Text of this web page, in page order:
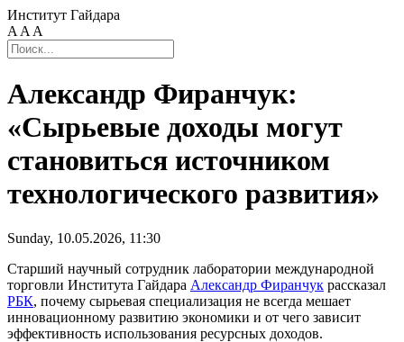
Институт Гайдара
A A A
Александр Фиранчук:
«Сырьевые доходы могут
становиться источником
технологического развития»
Sunday, 10.05.2026, 11:30
Старший научный сотрудник лаборатории международной
торговли Института Гайдара Александр Фиранчук рассказал
РБК, почему сырьевая специализация не всегда мешает
инновационному развитию экономики и от чего зависит
эффективность использования ресурсных доходов.